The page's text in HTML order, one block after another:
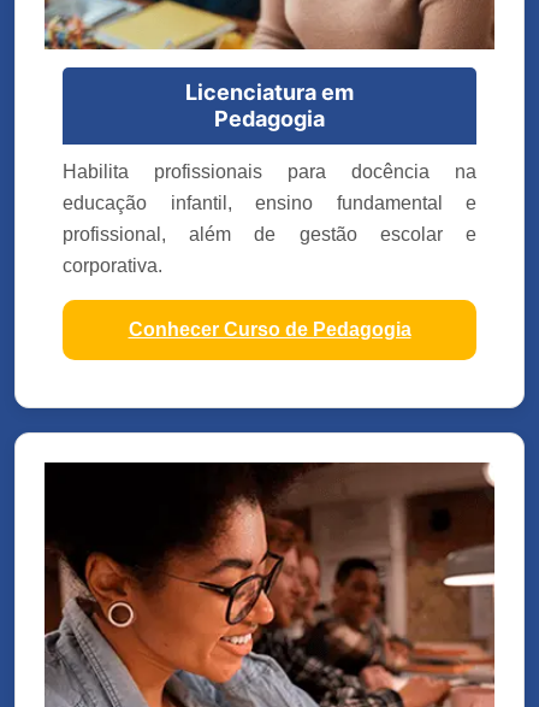
Licenciatura em
Pedagogia
Habilita profissionais para docência na
educação infantil, ensino fundamental e
profissional, além de gestão escolar e
corporativa.
Conhecer Curso de Pedagogia